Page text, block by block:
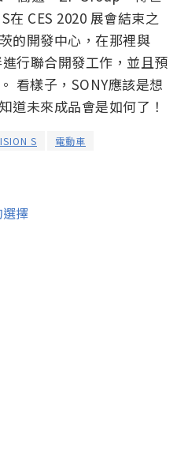
在 CES 2020 展會結束之
的開發中心，在那裡與
行聯合開發工作，並且預
看樣子，SONY應該是想
道未來成品會是如何了！
S 電動車
擇